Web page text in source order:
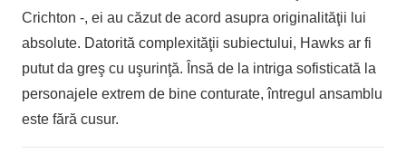
Crichton -, ei au căzut de acord asupra originalităţii lui
absolute. Datorită complexităţii subiectului, Hawks ar fi
putut da greş cu uşurinţă. Însă de la intriga sofisticată la
personajele extrem de bine conturate, întregul ansamblu
este fără cusur.